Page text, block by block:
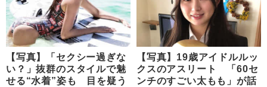
【写真】「セクシー過ぎな
い？」抜群のスタイルで魅
せる“水着”姿も 目を疑う
【写真】19歳アイドルルッ
クスのアスリート 「60セ
ンチのすごい太もも」が話